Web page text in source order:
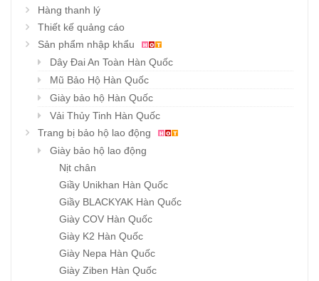
Hàng thanh lý
Thiết kế quảng cáo
Sản phẩm nhập khẩu
Dây Đai An Toàn Hàn Quốc
Mũ Bảo Hộ Hàn Quốc
Giày bảo hộ Hàn Quốc
Vải Thủy Tinh Hàn Quốc
Trang bị bảo hộ lao động
Giày bảo hộ lao động
Nịt chân
Giầy Unikhan Hàn Quốc
Giầy BLACKYAK Hàn Quốc
Giày COV Hàn Quốc
Giày K2 Hàn Quốc
Giày Nepa Hàn Quốc
Giày Ziben Hàn Quốc